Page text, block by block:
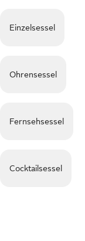
Einzelsessel
Ohrensessel
Fernsehsessel
Cocktailsessel